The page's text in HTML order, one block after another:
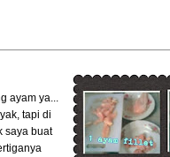
ayam ya...
tapi di
saya buat